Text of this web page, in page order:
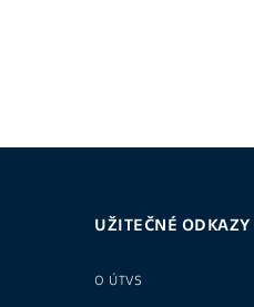
UŽITEČNÉ ODKAZY
O ÚTVS